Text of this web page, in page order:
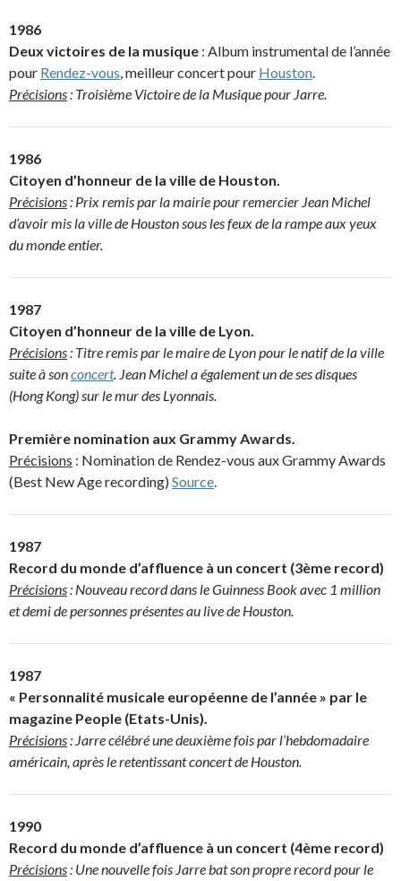
1986
Deux victoires de la musique : Album instrumental de l’année
pour Rendez-vous, meilleur concert pour Houston.
Précisions: Troisième Victoire de la Musique pour Jarre.
1986
Citoyen d’honneur de la ville de Houston.
Précisions: Prix remis par la mairie pour remercier Jean Michel
d’avoir mis la ville de Houston sous les feux de la rampe aux yeux
du monde entier.
1987
Citoyen d’honneur de la ville de Lyon.
Précisions: Titre remis par le maire de Lyon pour le natif de la ville
suite à sonconcert. Jean Michel a également un de ses disques
(Hong Kong) sur le mur des Lyonnais.
Première nomination aux Grammy Awards.
Précisions : Nomination de Rendez-vous aux Grammy Awards
(Best New Age recording) Source.
1987
Record du monde d’affluence à un concert (3ème record)
Précisions: Nouveau record dans le Guinness Book avec 1 million
et demi de personnes présentes au live de Houston.
1987
« Personnalité musicale européenne de l’année » par le
magazine People (Etats-Unis).
Précisions: Jarre célébré une deuxième fois par l’hebdomadaire
américain, après le retentissant concert de Houston.
1990
Record du monde d’affluence à un concert (4ème record)
Précisions: Une nouvelle fois Jarre bat son propre record pour le